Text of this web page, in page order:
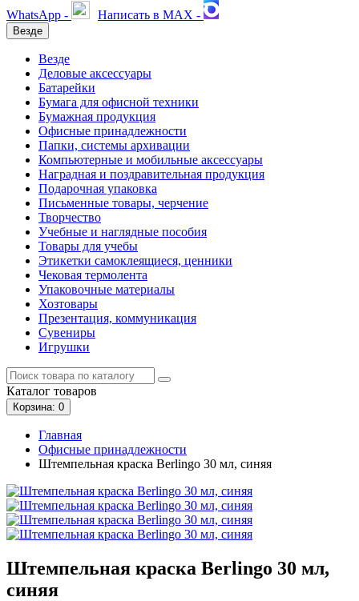
WhatsApp - Написать в MAX -
Везде
Везде
Деловые аксессуары
Батарейки
Бумага для офисной техники
Бумажная продукция
Офисные принадлежности
Папки, системы архивации
Компьютерные и мобильные аксессуары
Наградная и поздравительная продукция
Подарочная упаковка
Письменные товары, черчение
Творчество
Учебные и наглядные пособия
Товары для учебы
Этикетки самоклеящиеся, ценники
Чековая термолента
Упаковочные материалы
Хозтовары
Презентация, коммуникация
Сувениры
Игрушки
Каталог товаров
Корзина: 0
Главная
Офисные принадлежности
Штемпельная краска Berlingo 30 мл, синяя
Штемпельная краска Berlingo 30 мл,
синяя